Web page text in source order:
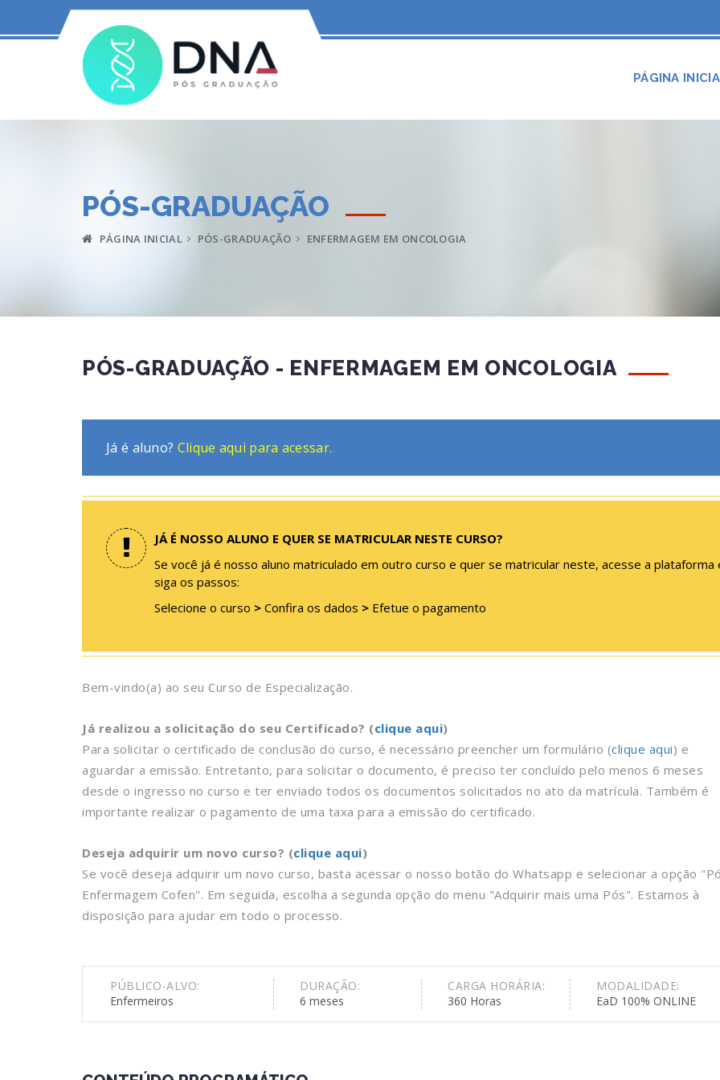
PÁGINA
PÓS-GRADUAÇÃO
PÁGINA INICIAL PÓS-GRADUAÇÃO ENFERMAGEM EM ONCOLOGIA
PÓS-GRADUAÇÃO - ENFERMAGEM EM ONCOLOGIA
Já é aluno? Clique aqui para acessar.
JÁ É NOSSO ALUNO E QUER SE MATRICULAR NESTE CURSO?
Se você já é nosso aluno matriculado em outro curso e quer se matricular neste, acesse a plataforma
siga os passos:
Selecione o curso > Confira os dados > Efetue o pagamento
Bem-vindo(a) ao seu Curso de Especialização.
Já realizou a solicitação do seu Certificado? (clique aqui)
Para solicitar o certificado de conclusão do curso, é necessário preencher um formulário (clique aqui) e
aguardar a emissão. Entretanto, para solicitar o documento, é preciso ter concluído pelo menos 6 meses
desde o ingresso no curso e ter enviado todos os documentos solicitados no ato da matrícula. Também é
importante realizar o pagamento de uma taxa para a emissão do certificado.
Deseja adquirir um novo curso? (clique aqui)
Se você deseja adquirir um novo curso, basta acessar o nosso botão do Whatsapp e selecionar a opção
Enfermagem Cofen". Em seguida, escolha a segunda opção do menu "Adquirir mais uma Pós". Estamos à
disposição para ajudar em todo o processo.
PÚBLICO-ALVO:
Enfermeiros
DURAÇÃO:
6 meses
CARGA HORÁRIA:
360 Horas
MODALIDADE:
EaD 100% ONLINE